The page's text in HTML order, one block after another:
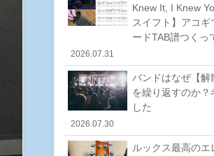
Knew It, I Knew
スイフト】アコギ
ードTAB譜つくっ
2026.07.31
バンドはなぜ【解
を繰り返すのか？
した
2026.07.30
ルックス最高のエ